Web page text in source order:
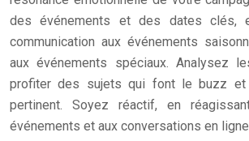
des événements et des dates clés,
communication aux événements
aux événements spéciaux. Analysez
profiter des sujets qui font le buzz et
pertinent. Soyez réactif, en
événements et aux conversations en